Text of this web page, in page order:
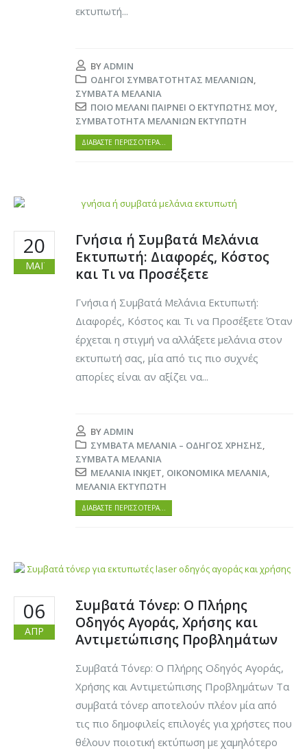
εκτυπωτή...
BYADMIN
ΟΔΗΓΟΊ ΣΥΜΒΑΤΌΤΗΤΑΣ ΜΕΛΑΝΙΏΝ,
ΣΥΜΒΑΤΆ ΜΕΛΆΝΙΑ
ΠΟΙΟ ΜΕΛΆΝΙ ΠΑΊΡΝΕΙ Ο ΕΚΤΥΠΩΤΉΣ ΜΟΥ,
ΣΥΜΒΑΤΌΤΗΤΑ ΜΕΛΑΝΙΏΝ ΕΚΤΥΠΩΤΉ
ΔΙΑΒΆΣΤΕ ΠΕΡΙΣΣΌΤΕΡΑ…
20
ΜΆΙ
Γνήσια ή Συμβατά Μελάνια
Εκτυπωτή: Διαφορές, Κόστος
και Τι να Προσέξετε
Γνήσια ή Συμβατά Μελάνια Εκτυπωτή:
Διαφορές, Κόστος και Τι να Προσέξετε Όταν
έρχεται η στιγμή να αλλάξετε μελάνια στον
εκτυπωτή σας, μία από τις πιο συχνές
απορίες είναι αν αξίζει να...
BYADMIN
ΣΥΜΒΑΤΆ ΜΕΛΆΝΙΑ – ΟΔΗΓΌΣ ΧΡΉΣΗΣ,
ΣΥΜΒΑΤΆ ΜΕΛΆΝΙΑ
ΜΕΛΆΝΙΑ INKJET, ΟΙΚΟΝΟΜΙΚΆ ΜΕΛΆΝΙΑ,
ΜΕΛΆΝΙΑ ΕΚΤΥΠΩΤΉ
ΔΙΑΒΆΣΤΕ ΠΕΡΙΣΣΌΤΕΡΑ…
06
ΑΠΡ
Συμβατά Τόνερ: Ο Πλήρης
Οδηγός Αγοράς, Χρήσης και
Αντιμετώπισης Προβλημάτων
Συμβατά Τόνερ: Ο Πλήρης Οδηγός Αγοράς,
Χρήσης και Αντιμετώπισης Προβλημάτων Τα
συμβατά τόνερ αποτελούν πλέον μία από
τις πιο δημοφιλείς επιλογές για χρήστες που
θέλουν ποιοτική εκτύπωση με χαμηλότερο